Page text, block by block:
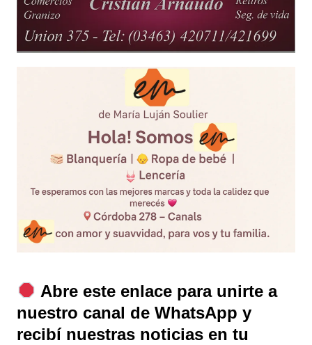
Abre este enlace para unirte a
nuestro canal de WhatsApp y
recibí nuestras noticias en tu